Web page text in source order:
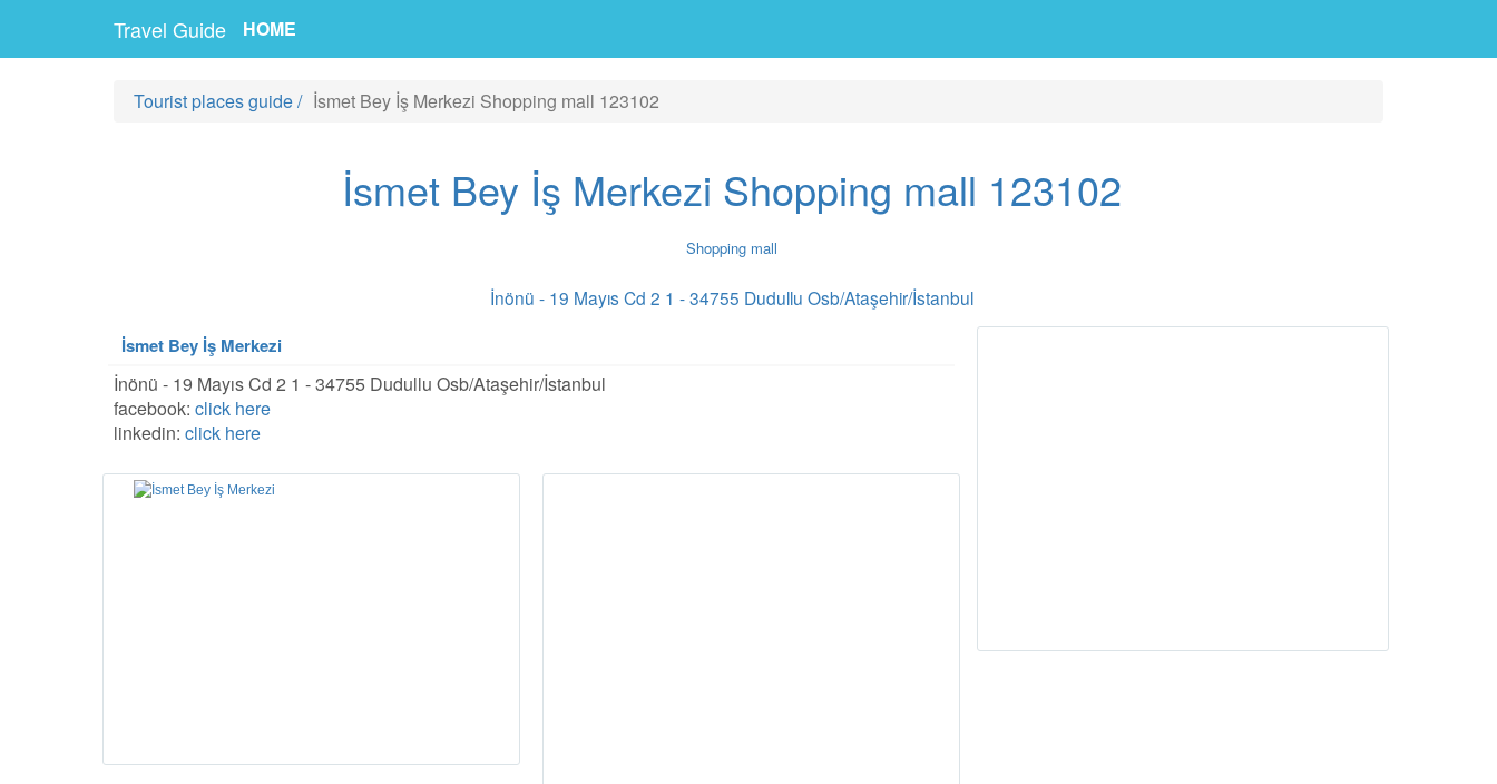
Travel Guide HOME
Tourist places guide/ İsmet Bey İş Merkezi Shopping mall 123102
İsmet Bey İş Merkezi Shopping mall 123102
Shopping mall
İnönü - 19 Mayıs Cd 2 1 - 34755 Dudullu Osb/Ataşehir/İstanbul
İsmet Bey İş Merkezi
İnönü - 19 Mayıs Cd 2 1 - 34755 Dudullu Osb/Ataşehir/İstanbul
facebook: click here
linkedin: click here